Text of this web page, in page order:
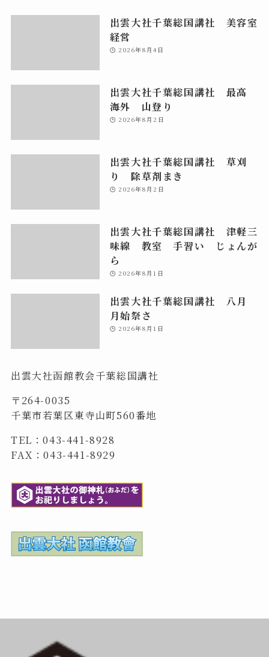
出雲大社千葉総国講社 美容室
経営
2026年8月4日
出雲大社千葉総国講社 最高
海外 山登り
2026年8月2日
出雲大社千葉総国講社 草刈
り 除草剤まき
2026年8月2日
出雲大社千葉総国講社 津軽三
味線 教室 手習い じょんが
ら
2026年8月1日
出雲大社千葉総国講社 八月
月始祭さ
2026年8月1日
出雲大社函館教会千葉総国講社
〒264-0035
千葉市若葉区東寺山町560番地
TEL：043-441-8928
FAX：043-441-8929